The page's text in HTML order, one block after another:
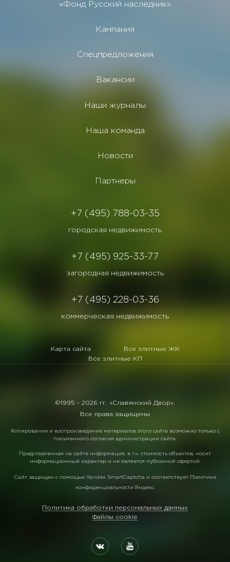
«Фонд Русский наследник»
Кампания
Спецпредложения
Вакансии
Наши журналы
Наша команда
Новости
Партнеры
+7 (495) 788-03-35
городская недвижимость
+7 (495) 925-33-77
загородная недвижимость
+7 (495) 228-03-36
коммерческая недвижимость
Карта сайта
Все элитные ЖК
Все элитные КП
©1995 - 2026 гг. «Славянский Двор».
Все права защищены
Копирование и воспроизведение материалов этого сайта возможно только с
письменного согласия администрации сайта.
Представленная на сайте информация, в т.ч. стоимость объектов, носит
информационный характер и не является публичной офертой.
Сайт защищен с помощью Yandex SmartCaptcha и соответствует Политике
конфиденциальности Яндекс.
Политика обработки персональных данных
Файлы cookie